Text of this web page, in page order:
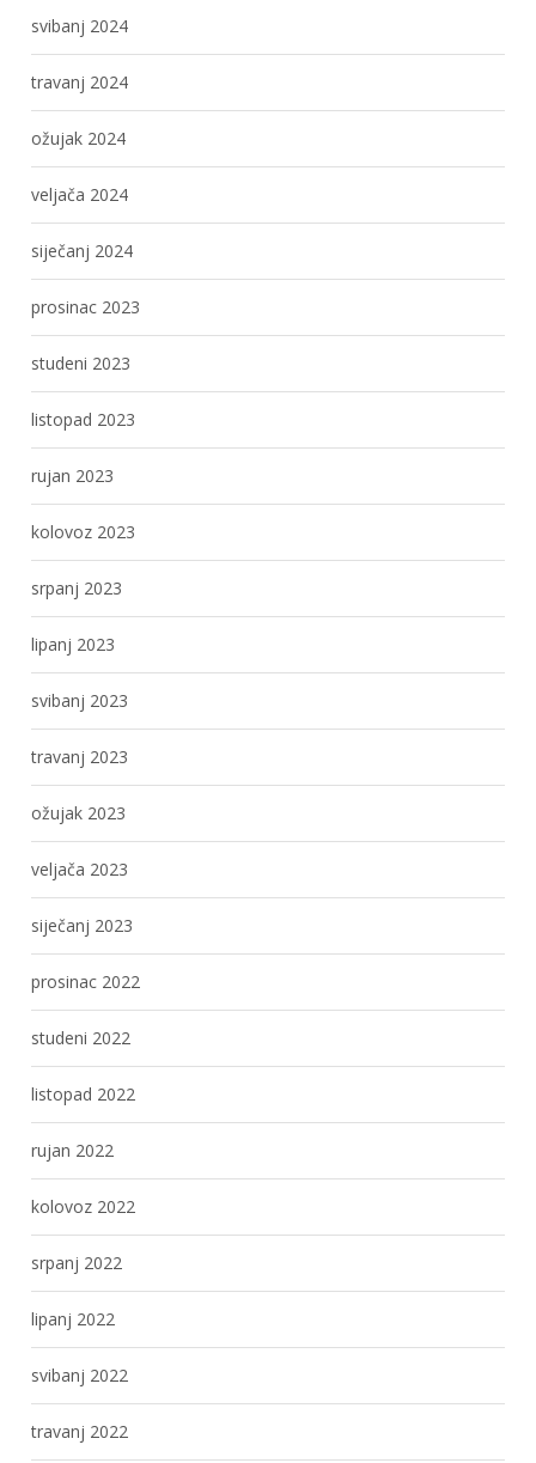
svibanj 2024
travanj 2024
ožujak 2024
veljača 2024
siječanj 2024
prosinac 2023
studeni 2023
listopad 2023
rujan 2023
kolovoz 2023
srpanj 2023
lipanj 2023
svibanj 2023
travanj 2023
ožujak 2023
veljača 2023
siječanj 2023
prosinac 2022
studeni 2022
listopad 2022
rujan 2022
kolovoz 2022
srpanj 2022
lipanj 2022
svibanj 2022
travanj 2022